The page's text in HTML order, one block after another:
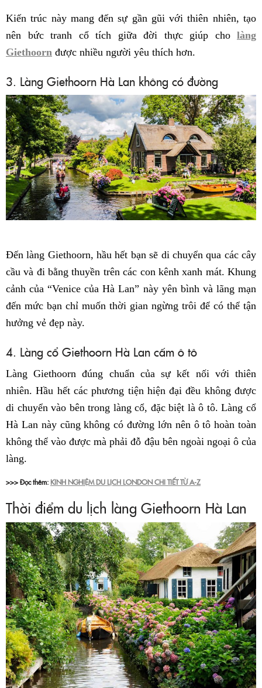
Kiến trúc này mang đến sự gần gũi với thiên nhiên, tạo
nên bức tranh cổ tích giữa đời thực giúp cho làng
Giethoorn được nhiều người yêu thích hơn.
3. Làng Giethoorn Hà Lan không có đường
Đến làng Giethoorn, hầu hết bạn sẽ di chuyển qua các cây
cầu và đi bằng thuyền trên các con kênh xanh mát. Khung
cảnh của “Venice của Hà Lan” này yên bình và lãng mạn
đến mức bạn chỉ muốn thời gian ngừng trôi để có thể tận
hưởng vẻ đẹp này.
4. Làng cổ Giethoorn Hà Lan cấm ô tô
Làng Giethoorn đúng chuẩn của sự kết nối với thiên
nhiên. Hầu hết các phương tiện hiện đại đều không được
di chuyển vào bên trong làng cổ, đặc biệt là ô tô. Làng cổ
Hà Lan này cũng không có đường lớn nên ô tô hoàn toàn
không thể vào được mà phải đỗ đậu bên ngoài ngoại ô của
làng.
>>> Đọc thêm: KINH NGHIỆM DU LỊCH LONDON CHI TIẾT TỪ A-Z
Thời điểm du lịch làng Giethoorn Hà Lan